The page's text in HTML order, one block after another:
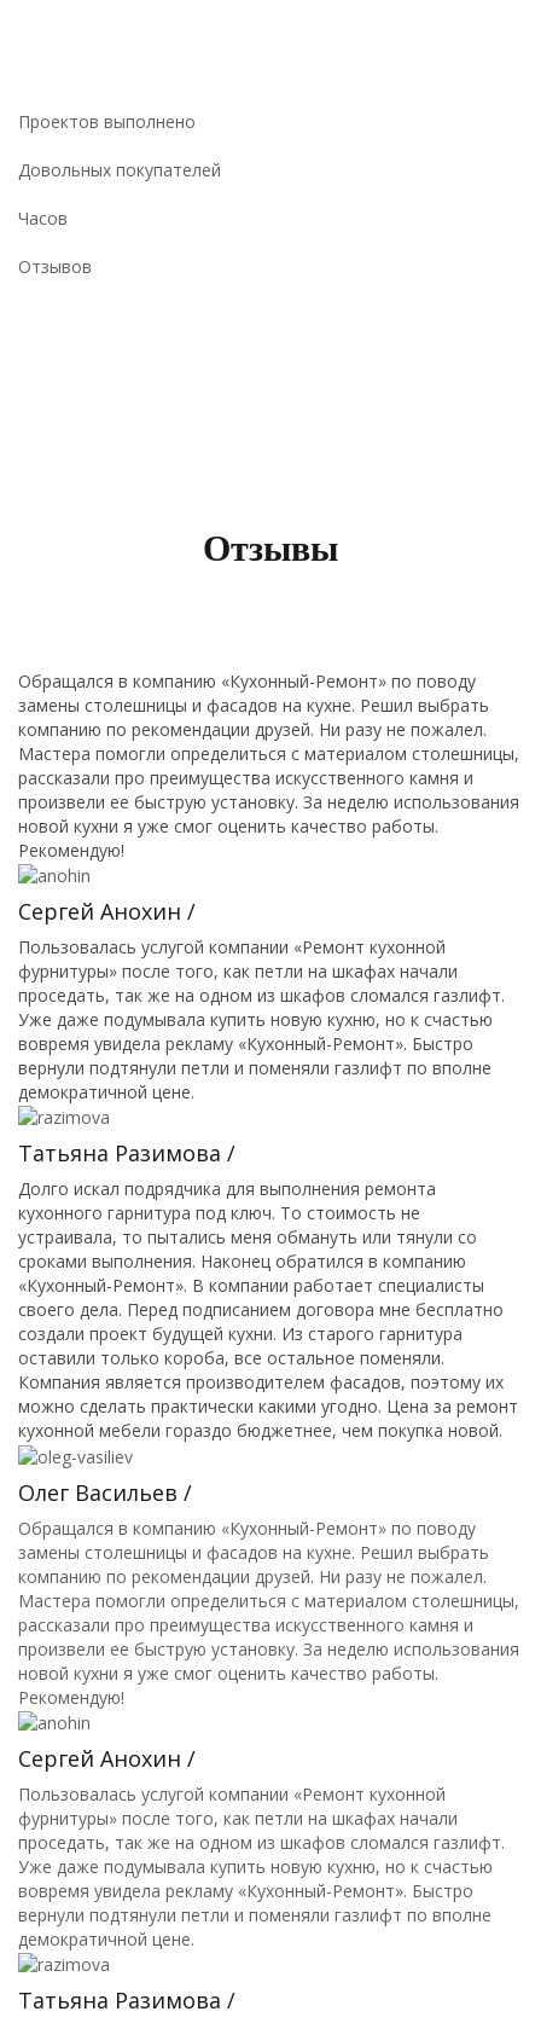
Проектов выполнено
Довольных покупателей
Часов
Отзывов
Отзывы
Обращался в компанию «Кухонный-Ремонт» по поводу
замены столешницы и фасадов на кухне. Решил выбрать
компанию по рекомендации друзей. Ни разу не пожалел.
Мастера помогли определиться с материалом столешницы,
рассказали про преимущества искусственного камня и
произвели ее быструю установку. За неделю использования
новой кухни я уже смог оценить качество работы.
Рекомендую!
Сергей Анохин /
Пользовалась услугой компании «Ремонт кухонной
фурнитуры» после того, как петли на шкафах начали
проседать, так же на одном из шкафов сломался газлифт.
Уже даже подумывала купить новую кухню, но к счастью
вовремя увидела рекламу «Кухонный-Ремонт». Быстро
вернули подтянули петли и поменяли газлифт по вполне
демократичной цене.
Татьяна Разимова /
Долго искал подрядчика для выполнения ремонта
кухонного гарнитура под ключ. То стоимость не
устраивала, то пытались меня обмануть или тянули со
сроками выполнения. Наконец обратился в компанию
«Кухонный-Ремонт». В компании работает специалисты
своего дела. Перед подписанием договора мне бесплатно
создали проект будущей кухни. Из старого гарнитура
оставили только короба, все остальное поменяли.
Компания является производителем фасадов, поэтому их
можно сделать практически какими угодно. Цена за ремонт
кухонной мебели гораздо бюджетнее, чем покупка новой.
Олег Васильев /
Обращался в компанию «Кухонный-Ремонт» по поводу
замены столешницы и фасадов на кухне. Решил выбрать
компанию по рекомендации друзей. Ни разу не пожалел.
Мастера помогли определиться с материалом столешницы,
рассказали про преимущества искусственного камня и
произвели ее быструю установку. За неделю использования
новой кухни я уже смог оценить качество работы.
Рекомендую!
Сергей Анохин /
Пользовалась услугой компании «Ремонт кухонной
фурнитуры» после того, как петли на шкафах начали
проседать, так же на одном из шкафов сломался газлифт.
Уже даже подумывала купить новую кухню, но к счастью
вовремя увидела рекламу «Кухонный-Ремонт». Быстро
вернули подтянули петли и поменяли газлифт по вполне
демократичной цене.
Татьяна Разимова /